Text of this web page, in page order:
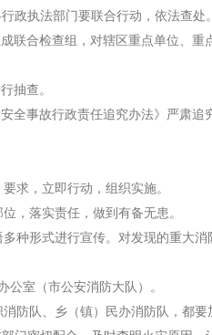
政执法部门要联合行动，依法查处。
合检查组，对辖区重点单位、重
抽查。
事故行政责任追究办法》严肃追
求，立即行动，组织实施。
，落实责任，做到有备无患。
种形式进行宣传。对发现的重大
室（市公安消防大队）。
防队、乡（镇）民办消防队，都